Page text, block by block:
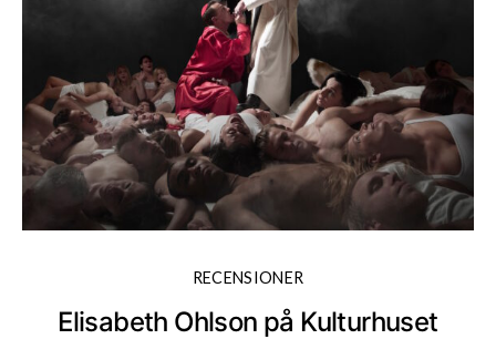
RECENSIONER
Elisabeth Ohlson på Kulturhuset